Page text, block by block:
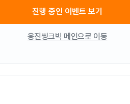
진행 중인 이벤트 보기
웅진씽크빅 메인으로 이동